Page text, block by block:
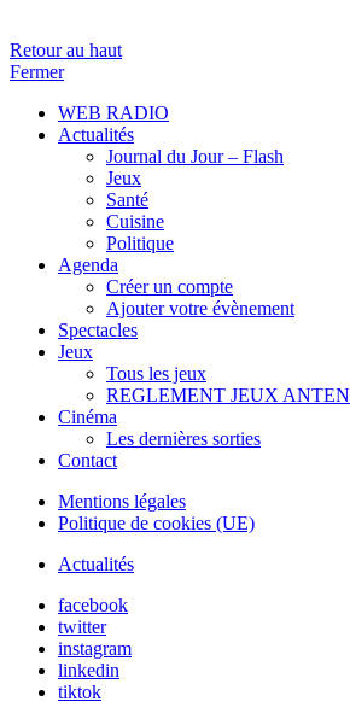
Retour au haut
Fermer
WEB RADIO
Actualités
Journal du Jour – Flash
Jeux
Santé
Cuisine
Politique
Agenda
Créer un compte
Ajouter votre évènement
Spectacles
Jeux
Tous les jeux
REGLEMENT JEUX
Cinéma
Les dernières sorties
Contact
Mentions légales
Politique de cookies (UE)
Actualités
facebook
twitter
instagram
linkedin
tiktok